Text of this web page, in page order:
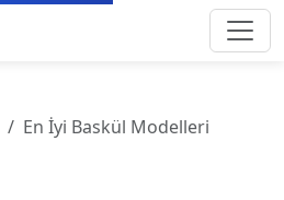
En İyi Baskül Modelleri